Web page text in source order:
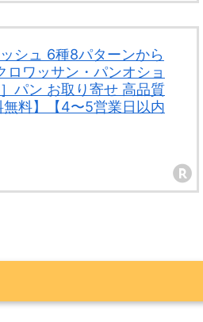
シュ 6種8パターンから
ワッサン・パンオショ
パン お取り寄せ 高品質
料】【4〜5営業日以内